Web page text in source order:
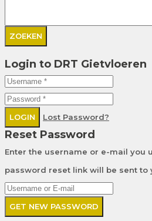
Login to DRT Gietvloeren
LOGIN Lost Password?
Reset Password
Enter the username or e-mail you
password reset link will be sent to
GET NEW PASSWORD